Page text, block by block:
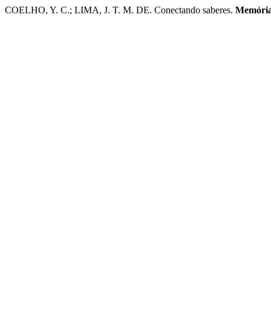
COELHO, Y. C.; LIMA, J. T. M. DE. Conectando saberes.